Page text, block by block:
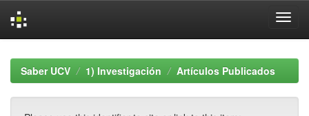
navigationSaber UCV 1) Investigación Artículos Publicados